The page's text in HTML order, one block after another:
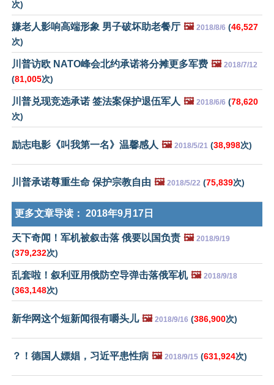
次)
嫌老人影响高端形象 男子破坏助老餐厅 🖼️ 2018/8/6 (46,527
次)
川普访欧 NATO峰会北约承诺将分摊更多军费 🖼️ 2018/7/12
(81,005次)
川普兑现竞选承诺 签法案保护退伍军人 🖼️ 2018/6/6 (78,620
次)
励志电影《叫我第一名》温馨感人 🖼️ 2018/5/21 (38,998次)
川普承诺尊重生命 保护宗教自由 🖼️ 2018/5/22 (75,839次)
更多文章导读： 2018年9月17日
天下奇闻！军机被叙击落 俄要以国负责 🖼️ 2018/9/19
(379,232次)
乱套啦！叙利亚用俄防空导弹击落俄军机 🖼️ 2018/9/18
(363,148次)
新华网这个短新闻很有嚼头儿 🖼️ 2018/9/16 (386,900次)
？！德国人嫖娼，习近平患性病 🖼️ 2018/9/15 (631,924次)